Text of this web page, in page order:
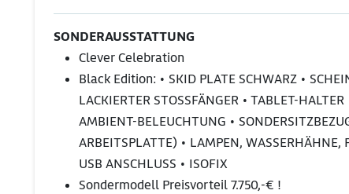
SONDERAUSSTATTUNG
Clever Celebration
Black Edition: • SKID PLATE SCHWARZ •
LACKIERTER STOSSFÄNGER • TABLET-
AMBIENT-BELEUCHTUNG •
ARBEITSPLATTE) • LAMPEN,
USB ANSCHLUSS • ISOFIX
Sondermodell Preisvorteil 7.750,-€ !